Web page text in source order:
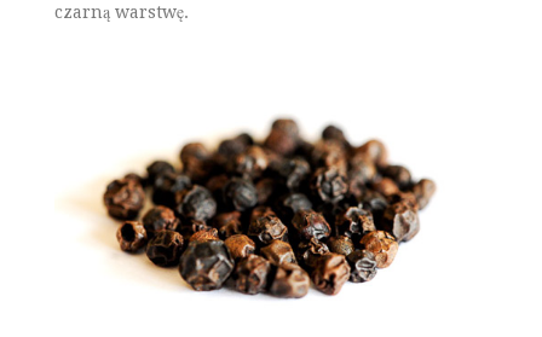
czarną warstwę.